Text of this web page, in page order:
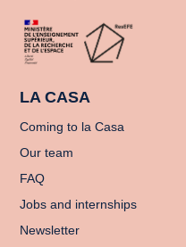
LA CASA
Coming to la Casa
Our team
FAQ
Jobs and internships
Newsletter